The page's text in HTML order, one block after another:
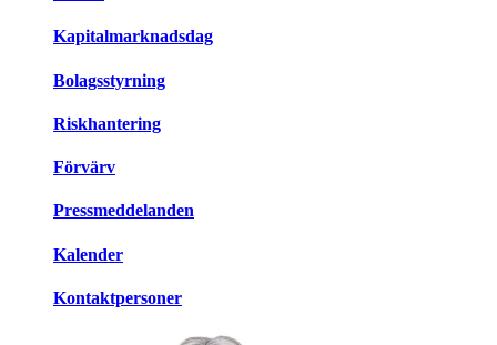
Kapitalmarknadsdag
Bolagsstyrning
Riskhantering
Förvärv
Pressmeddelanden
Kalender
Kontaktpersoner